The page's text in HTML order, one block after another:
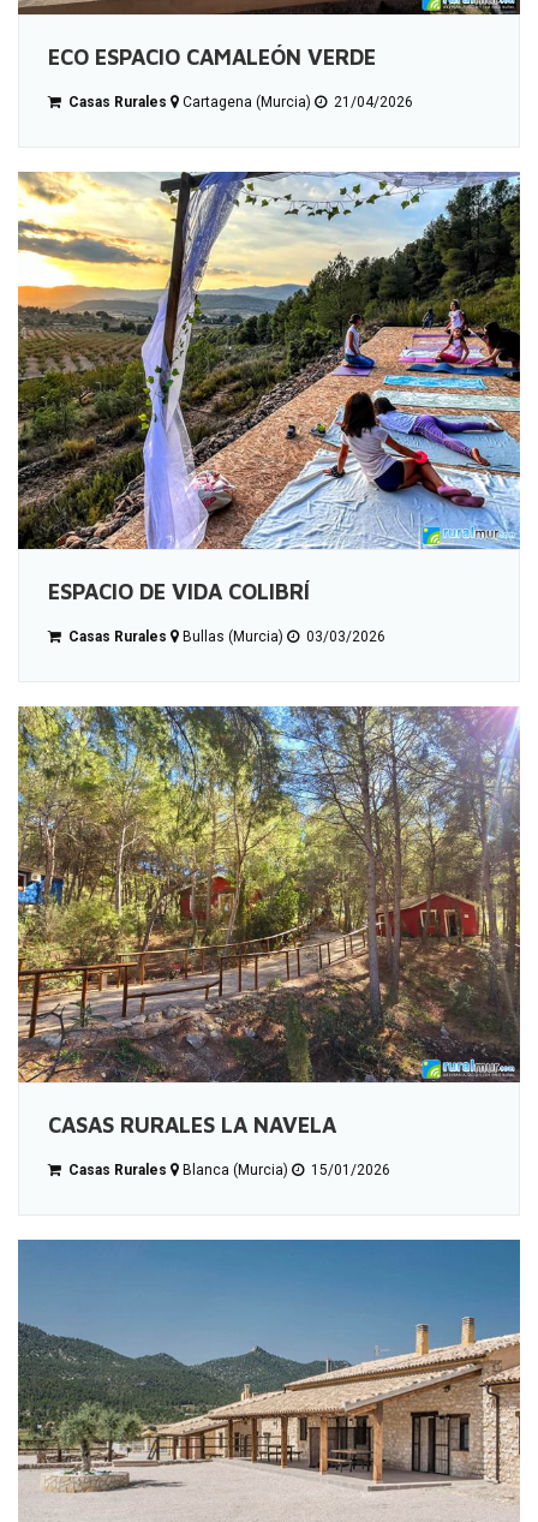
ECO ESPACIO CAMALEÓN VERDE
Casas Rurales Cartagena (Murcia) 21/04/2026
ESPACIO DE VIDA COLIBRÍ
Casas Rurales Bullas (Murcia) 03/03/2026
CASAS RURALES LA NAVELA
Casas Rurales Blanca (Murcia) 15/01/2026